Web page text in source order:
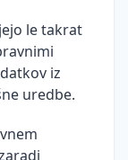
le takrat
iz
uredbe.